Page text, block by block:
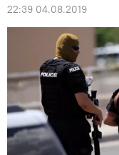
22:39 04.08.2019